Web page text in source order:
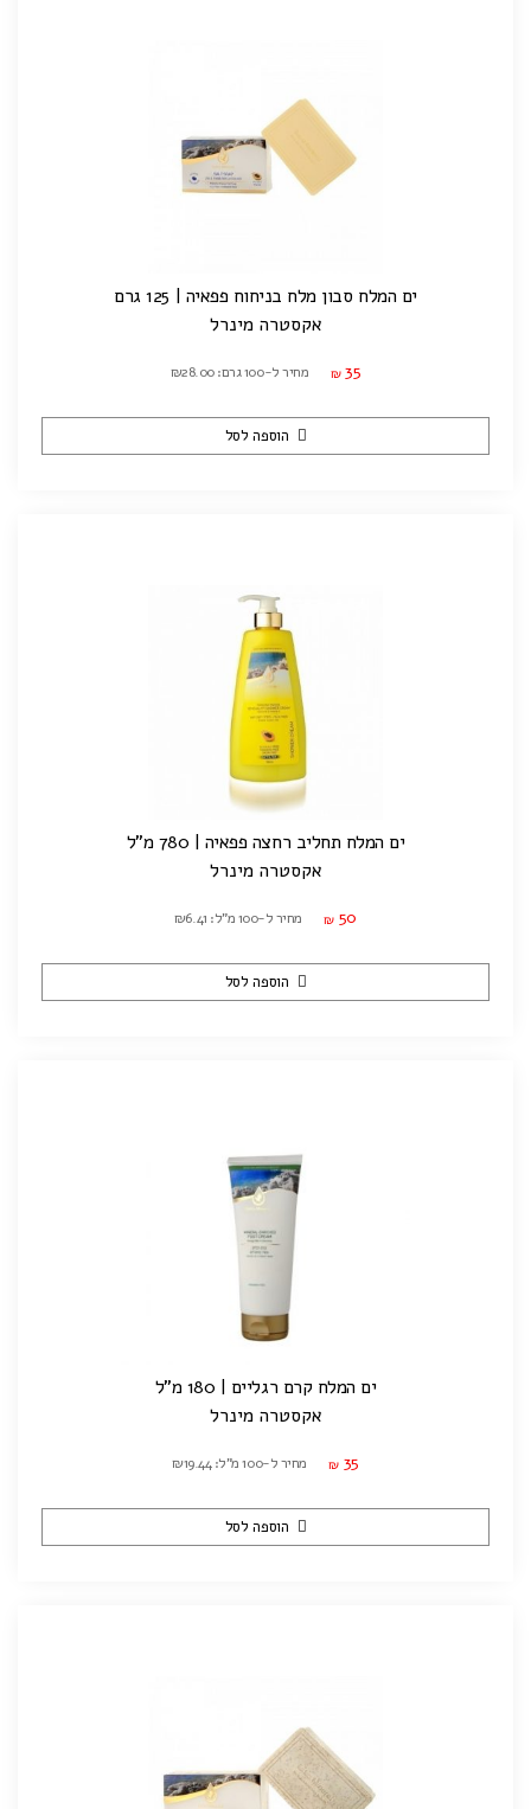
ים המלח סבון מלח בניחוח פפאיה | 125 גרם
אקסטרה מינרל
₪ 35 מחיר ל-100 גרם: ₪28.00
הוספה לסל
ים המלח תחליב רחצה פפאיה | 780 מ"ל
אקסטרה מינרל
₪ 50 מחיר ל-100 מ"ל: ₪6.41
הוספה לסל
ים המלח קרם רגליים | 180 מ"ל
אקסטרה מינרל
₪ 35 מחיר ל-100 מ"ל: ₪19.44
הוספה לסל